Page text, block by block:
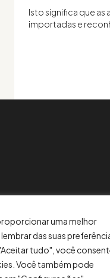
uma melhor
das suas
tudo", você
Você também pode
Isto significa que
importadas e